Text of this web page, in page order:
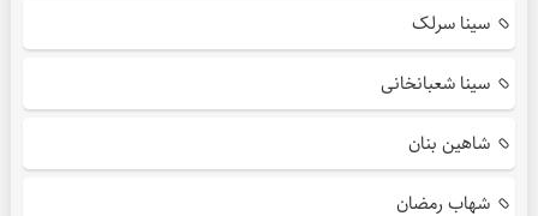
سینا سرلک
سینا شعبانخانی
شاهین بنان
شهاب رمضان